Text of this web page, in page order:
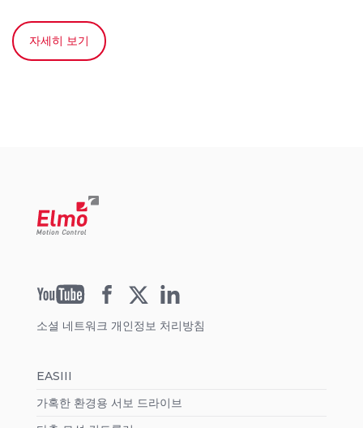
자세히 보기
소셜 네트워크 개인정보 처리방침
EASIII
가혹한 환경용 서보 드라이브